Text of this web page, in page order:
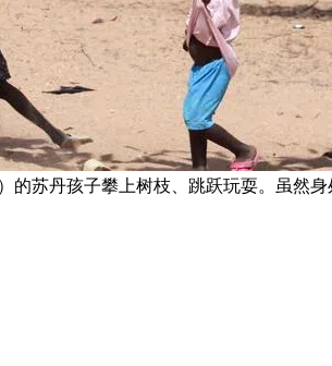
的苏丹孩子攀上树枝、跳跃玩耍。虽然